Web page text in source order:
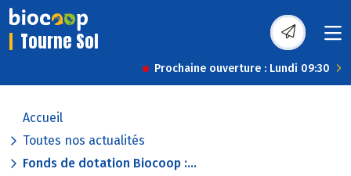
Tourne Sol
Prochaine ouverture : Lundi 09:30
Accueil
Toutes nos actualités
Fonds de dotation Biocoop :...